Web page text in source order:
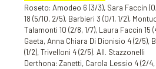
Roseto: Amodeo 6 (3/3), Sara Faccin
18 (5/10, 2/5), Barbieri 3 (0/1, 1/2),
Talamonti 10 (2/8, 1/7), Laura Faccin 15
Gaeta, Anna Chiara Di Dionisio 4 (2/5),
(1/2), Trivelloni 4 (2/5). All. Stazzonelli
Derthona: Zanetti, Carola Lessio 4 (2/